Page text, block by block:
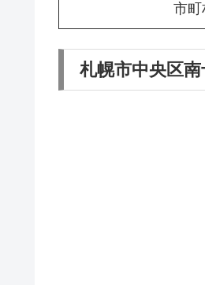
市町
札幌市中央区